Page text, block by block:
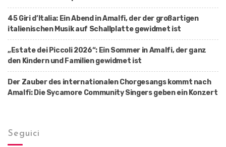
45 Giri d’Italia: Ein Abend in Amalfi, der der großartigen
italienischen Musik auf Schallplatte gewidmet ist
„Estate dei Piccoli 2026“: Ein Sommer in Amalfi, der ganz
den Kindern und Familien gewidmet ist
Der Zauber des internationalen Chorgesangs kommt nach
Amalfi: Die Sycamore Community Singers geben ein Konzert
Seguici